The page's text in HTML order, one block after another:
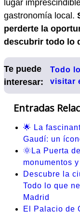
lugar
gastronomía local.
perderte la
descubrir todo lo
Te puede
interesar:
Todo
visitar
Entradas
🌟 La
Gaudí: un
🌞La Puerta
monumentos
Descubre la
Todo lo que
Madrid
El Palacio de